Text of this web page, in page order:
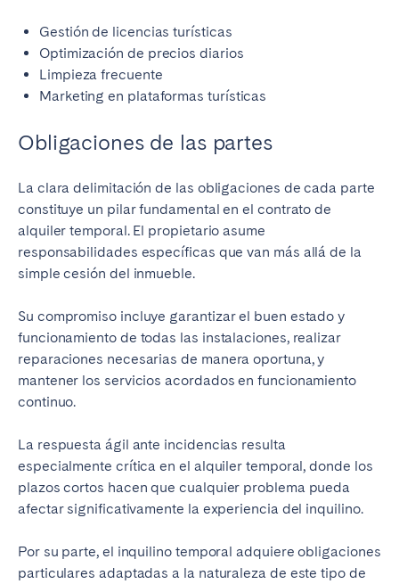
Gestión de licencias turísticas
Optimización de precios diarios
Limpieza frecuente
Marketing en plataformas turísticas
Obligaciones de las partes
La clara delimitación de las obligaciones de cada parte
constituye un pilar fundamental en el contrato de
alquiler temporal. El propietario asume
responsabilidades específicas que van más allá de la
simple cesión del inmueble.
Su compromiso incluye garantizar el buen estado y
funcionamiento de todas las instalaciones, realizar
reparaciones necesarias de manera oportuna, y
mantener los servicios acordados en funcionamiento
continuo.
La respuesta ágil ante incidencias resulta
especialmente crítica en el alquiler temporal, donde los
plazos cortos hacen que cualquier problema pueda
afectar significativamente la experiencia del inquilino.
Por su parte, el inquilino temporal adquiere obligaciones
particulares adaptadas a la naturaleza de este tipo de